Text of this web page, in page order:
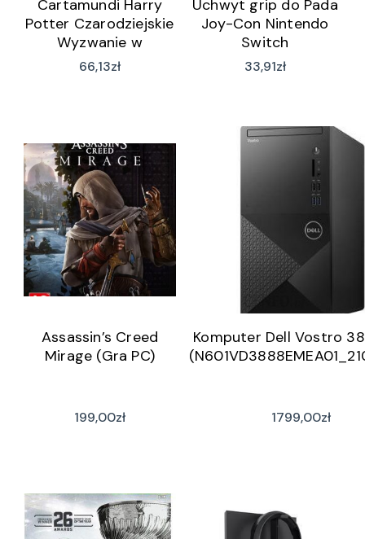
Cartamundi Harry
Potter Czarodziejskie
Wyzwanie w
Hogwarcie
66,13zł
Uchwyt grip do Pada
Joy-Con Nintendo
Switch
33,91zł
Assassin’s Creed
Mirage (Gra PC)
199,00zł
Komputer Dell Vostro
1799,00zł